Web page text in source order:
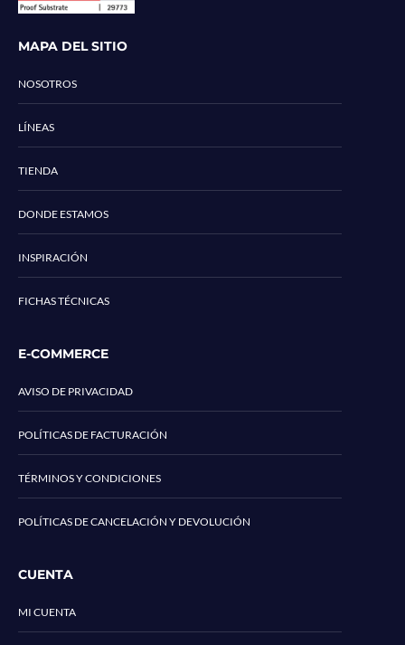
MAPA DEL SITIO
NOSOTROS
LÍNEAS
TIENDA
DONDE ESTAMOS
INSPIRACIÓN
FICHAS TÉCNICAS
E-COMMERCE
AVISO DE PRIVACIDAD
POLÍTICAS DE FACTURACIÓN
TÉRMINOS Y CONDICIONES
POLÍTICAS DE CANCELACIÓN Y DEVOLUCIÓN
CUENTA
MI CUENTA